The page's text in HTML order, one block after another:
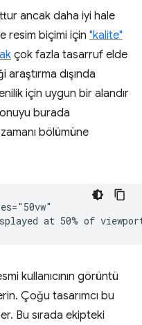
ancak daha iyi hale
resim biçimi için "kalite"
çok fazla tasarruf elde
dışında
için uygun bir alandır
burada
bölümüne
kullanıcının görüntü
Çoğu tasarımcı bu
Bu sırada ekipteki